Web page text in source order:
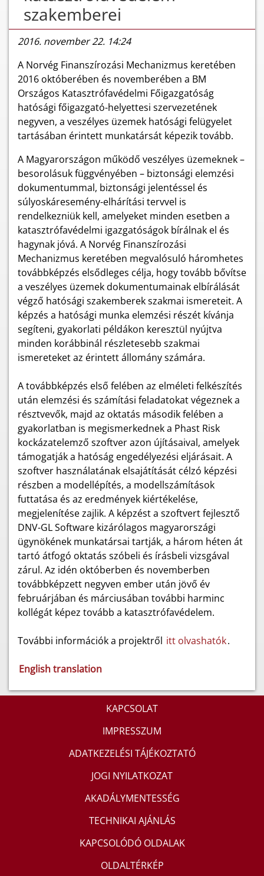
szakemberei
2016. november 22. 14:24
A Norvég Finanszírozási Mechanizmus keretében
2016 októberében és novemberében a BM
Országos Katasztrófavédelmi Főigazgatóság
hatósági főigazgató-helyettesi szervezetének
negyven, a veszélyes üzemek hatósági felügyelet
tartásában érintett munkatársát képezik tovább.
A Magyarországon működő veszélyes üzemeknek –
besorolásuk függvényében – biztonsági elemzési
dokumentummal, biztonsági jelentéssel és
súlyoskáresemény-elhárítási tervvel is
rendelkezniük kell, amelyeket minden esetben a
katasztrófavédelmi igazgatóságok bírálnak el és
hagynak jóvá. A Norvég Finanszírozási
Mechanizmus keretében megvalósuló háromhetes
továbbképzés elsődleges célja, hogy tovább bővítse
a veszélyes üzemek dokumentumainak elbírálását
végző hatósági szakemberek szakmai ismereteit. A
képzés a hatósági munka elemzési részét kívánja
segíteni, gyakorlati példákon keresztül nyújtva
minden korábbinál részletesebb szakmai
ismereteket az érintett állomány számára.
A továbbképzés első felében az elméleti felkészítés
után elemzési és számítási feladatokat végeznek a
résztvevők, majd az oktatás második felében a
gyakorlatban is megismerkednek a Phast Risk
kockázatelemző szoftver azon újításaival, amelyek
támogatják a hatóság engedélyezési eljárásait. A
szoftver használatának elsajátítását célzó képzési
részben a modellépítés, a modellszámítások
futtatása és az eredmények kiértékelése,
megjelenítése zajlik. A képzést a szoftvert fejlesztő
DNV-GL Software kizárólagos magyarországi
ügynökének munkatársai tartják, a három héten át
tartó átfogó oktatás szóbeli és írásbeli vizsgával
zárul. Az idén októberben és novemberben
továbbképzett negyven ember után jövő év
februárjában és márciusában további harminc
kollégát képez tovább a katasztrófavédelem.
További információk a projektről itt olvashatók.
English translation
KAPCSOLAT
IMPRESSZUM
ADATKEZELÉSI TÁJÉKOZTATÓ
JOGI NYILATKOZAT
AKADÁLYMENTESSÉG
TECHNIKAI AJÁNLÁS
KAPCSOLÓDÓ OLDALAK
OLDALTÉRKÉP